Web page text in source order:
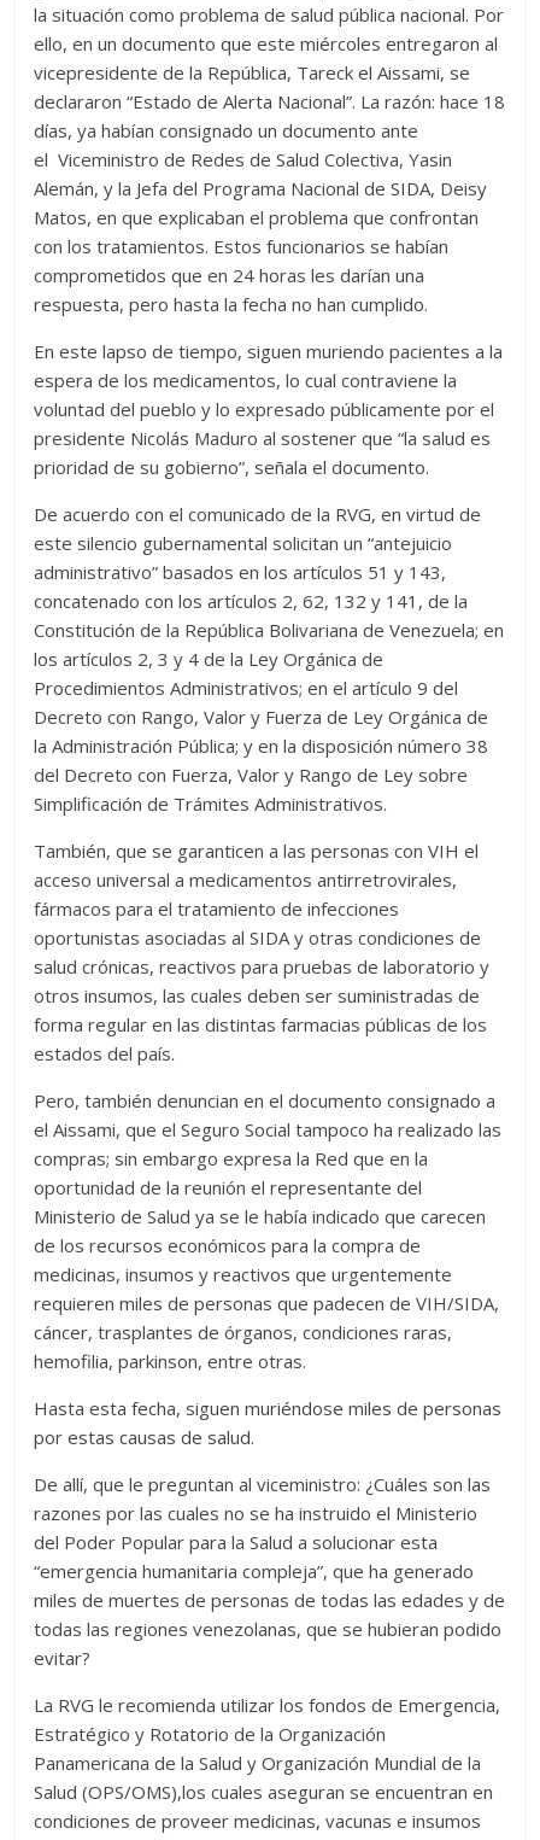
la situación como problema de salud pública nacional. Por
ello, en un documento que este miércoles entregaron al
vicepresidente de la República, Tareck el Aissami, se
declararon “Estado de Alerta Nacional”. La razón: hace 18
días, ya habían consignado un documento ante
el Viceministro de Redes de Salud Colectiva, Yasin
Alemán, y la Jefa del Programa Nacional de SIDA, Deisy
Matos, en que explicaban el problema que confrontan
con los tratamientos. Estos funcionarios se habían
comprometidos que en 24 horas les darían una
respuesta, pero hasta la fecha no han cumplido.
En este lapso de tiempo, siguen muriendo pacientes a la
espera de los medicamentos, lo cual contraviene la
voluntad del pueblo y lo expresado públicamente por el
presidente Nicolás Maduro al sostener que “la salud es
prioridad de su gobierno”, señala el documento.
De acuerdo con el comunicado de la RVG, en virtud de
este silencio gubernamental solicitan un “antejuicio
administrativo” basados en los artículos 51 y 143,
concatenado con los artículos 2, 62, 132 y 141, de la
Constitución de la República Bolivariana de Venezuela; en
los artículos 2, 3 y 4 de la Ley Orgánica de
Procedimientos Administrativos; en el artículo 9 del
Decreto con Rango, Valor y Fuerza de Ley Orgánica de
la Administración Pública; y en la disposición número 38
del Decreto con Fuerza, Valor y Rango de Ley sobre
Simplificación de Trámites Administrativos.
También, que se garanticen a las personas con VIH el
acceso universal a medicamentos antirretrovirales,
fármacos para el tratamiento de infecciones
oportunistas asociadas al SIDA y otras condiciones de
salud crónicas, reactivos para pruebas de laboratorio y
otros insumos, las cuales deben ser suministradas de
forma regular en las distintas farmacias públicas de los
estados del país.
Pero, también denuncian en el documento consignado a
el Aissami, que el Seguro Social tampoco ha realizado las
compras; sin embargo expresa la Red que en la
oportunidad de la reunión el representante del
Ministerio de Salud ya se le había indicado que carecen
de los recursos económicos para la compra de
medicinas, insumos y reactivos que urgentemente
requieren miles de personas que padecen de VIH/SIDA,
cáncer, trasplantes de órganos, condiciones raras,
hemofilia, parkinson, entre otras.
Hasta esta fecha, siguen muriéndose miles de personas
por estas causas de salud.
De allí, que le preguntan al viceministro: ¿Cuáles son las
razones por las cuales no se ha instruido el Ministerio
del Poder Popular para la Salud a solucionar esta
“emergencia humanitaria compleja”, que ha generado
miles de muertes de personas de todas las edades y de
todas las regiones venezolanas, que se hubieran podido
evitar?
La RVG le recomienda utilizar los fondos de Emergencia,
Estratégico y Rotatorio de la Organización
Panamericana de la Salud y Organización Mundial de la
Salud (OPS/OMS),los cuales aseguran se encuentran en
condiciones de proveer medicinas, vacunas e insumos